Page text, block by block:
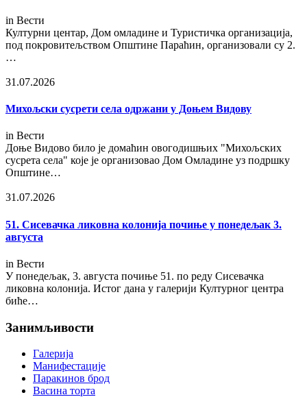
in Вести
Културни центар, Дом омладине и Туристичка организација,
под покровитељством Општине Параћин, организовали су 2.
…
31.07.2026
Михољски сусрети села одржани у Доњем Видову
in Вести
Доње Видово било је домаћин овогодишњих "Михољских
сусрета села" које је организовао Дом Омладине уз подршку
Општине…
31.07.2026
51. Сисевачка ликовна колонија почиње у понедељак 3.
августа
in Вести
У понедељак, 3. августа почиње 51. по реду Сисевачка
ликовна колонија. Истог дана у галерији Културног центра
биће…
Занимљивости
Галерија
Манифестације
Паракинов брод
Васина торта